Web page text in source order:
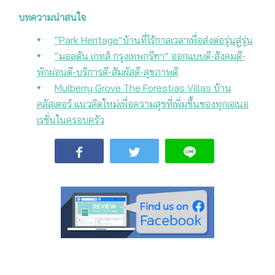
บทความน่าสนใจ
“Park Heritage”บ้านที่ไร้กาลเวลาเพื่อส่งต่อรุ่นสู่รุ่น
“มอลตัน เกทส์ กรุงเทพกรีฑา” ออกแบบดี-สังคมดี-
พักผ่อนดี-บริการดี-สัมผัสดี-สุขภาพดี
Mulberry Grove The Forestias Villas บ้าน
คลัสเตอร์ แนวคิดใหม่เพื่อความสุขที่เพิ่มขึ้นของทุกเจเนอ
เรชั่นในครอบครัว